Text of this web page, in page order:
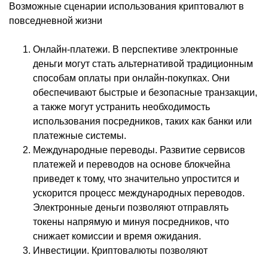
Возможные сценарии использования криптовалют в
повседневной жизни
Онлайн-платежи. В перспективе электронные
деньги могут стать альтернативой традиционным
способам оплаты при онлайн-покупках. Они
обеспечивают быстрые и безопасные транзакции,
а также могут устранить необходимость
использования посредников, таких как банки или
платежные системы.
Международные переводы. Развитие сервисов
платежей и переводов на основе блокчейна
приведет к тому, что значительно упростится и
ускорится процесс международных переводов.
Электронные деньги позволяют отправлять
токены напрямую и минуя посредников, что
снижает комиссии и время ожидания.
Инвестиции. Криптовалюты позволяют